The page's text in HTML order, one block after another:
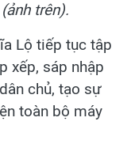
(ảnh trên).
Lộ tiếp tục tập
xếp, sáp nhập
chủ, tạo sự
toàn bộ máy